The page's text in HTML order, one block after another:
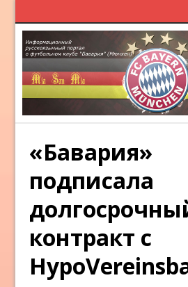
«Бавария»
подписала
контракт с